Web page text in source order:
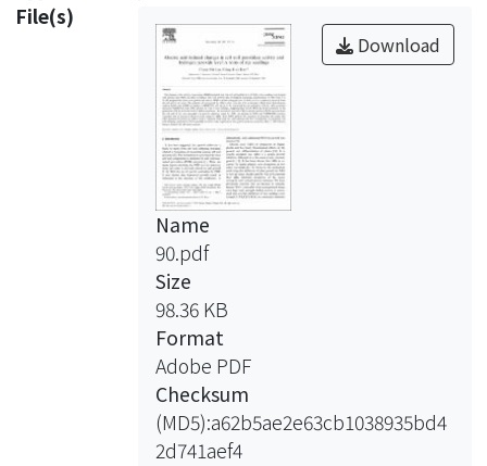
File(s)
Download
Name
90.pdf
Size
98.36 KB
Format
Adobe PDF
Checksum
(MD5):a62b5ae2e63cb1038935bd4
2d741aef4